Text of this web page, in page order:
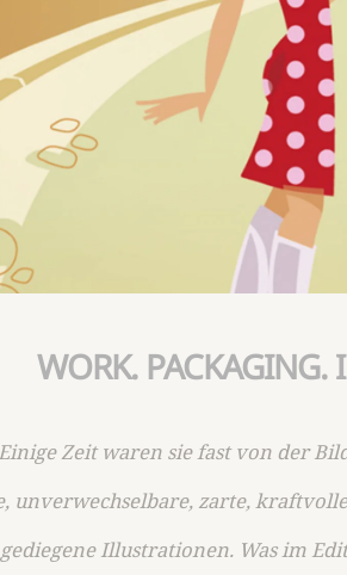
WORK. PACKAGING.
Einige Zeit waren sie fast von der
unverwechselbare, zarte,
Illustrationen. Was im